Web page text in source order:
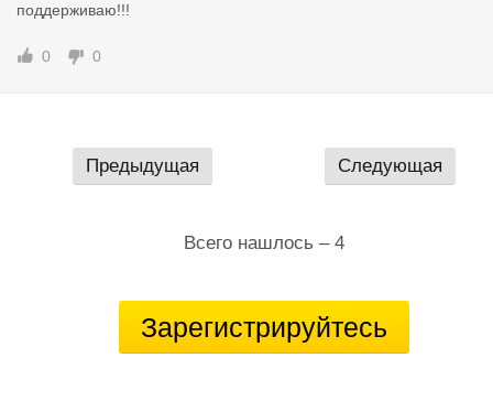
раз набивать
поддерживаю!!!
0 0
Предыдущая Следующая
Всего нашлось – 4
Зарегистрируйтесь